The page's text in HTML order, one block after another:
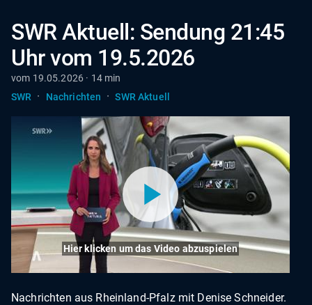
SWR Aktuell: Sendung 21:45
Uhr vom 19.5.2026
vom 19.05.2026 · 14 min
SWR
· Nachrichten · SWR Aktuell
Hier klicken um das Video abzuspielen
Nachrichten aus Rheinland-Pfalz mit Denise Schneider.